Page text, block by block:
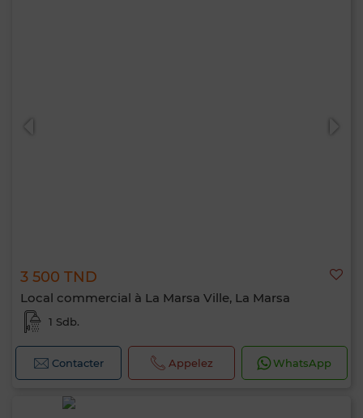
3 500 TND
Local commercial à La Marsa Ville, La Marsa
1 Sdb.
Contacter Appelez WhatsApp